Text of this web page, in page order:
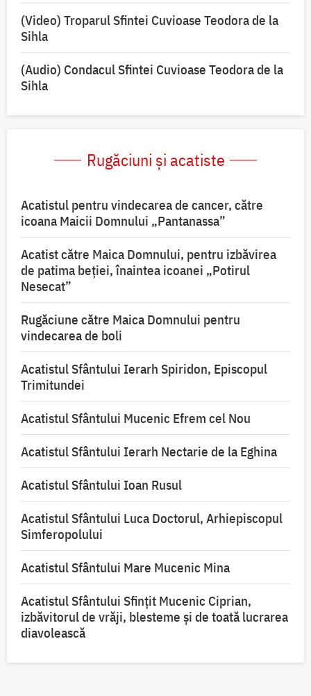
(Video) Troparul Sfintei Cuvioase Teodora de la
Sihla
(Audio) Condacul Sfintei Cuvioase Teodora de la
Sihla
Rugăciuni și acatiste
Acatistul pentru vindecarea de cancer, către
icoana Maicii Domnului „Pantanassa”
Acatist către Maica Domnului, pentru izbăvirea
de patima beției, înaintea icoanei „Potirul
Nesecat”
Rugăciune către Maica Domnului pentru
vindecarea de boli
Acatistul Sfântului Ierarh Spiridon, Episcopul
Trimitundei
Acatistul Sfântului Mucenic Efrem cel Nou
Acatistul Sfântului Ierarh Nectarie de la Eghina
Acatistul Sfântului Ioan Rusul
Acatistul Sfântului Luca Doctorul, Arhiepiscopul
Simferopolului
Acatistul Sfântului Mare Mucenic Mina
Acatistul Sfântului Sfințit Mucenic Ciprian,
izbăvitorul de vrăji, blesteme și de toată lucrarea
diavolească